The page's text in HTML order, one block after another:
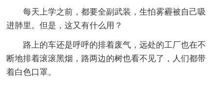
每天上学之前，都要全副武装，生怕雾霾被自己吸
进肺里。但是，这又有什么用？
路上的车还是呼呼的排着废气，远处的工厂也在不
断地排着滚滚黑烟，路两边的树也看不见了，人们都带
着白色口罩。